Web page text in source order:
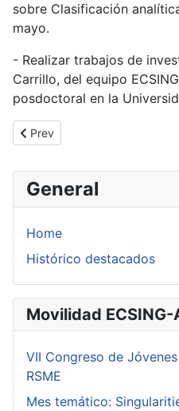
General
Home
Histórico destacados
Movilidad
VII Congreso de
RSME
Mes temático:
sobre Clasificación
mayo.
- Realizar trabajos de
Carrillo, del equipo
posdoctoral en la
Previous article: Misión de
Prev